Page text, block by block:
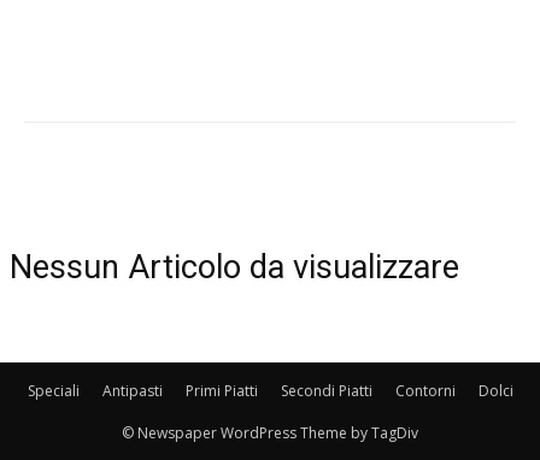
Nessun Articolo da visualizzare
Speciali Antipasti Primi Piatti Secondi Piatti Contorni Dolci
© Newspaper WordPress Theme by TagDiv